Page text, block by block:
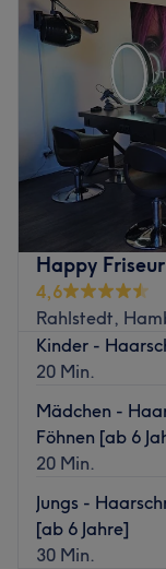
Donnerstag
Freitag
Samstag
Sonntag
Happy Friseur
4,6
Rahlstedt,
Kinder -
20 Min.
Mädchen -
Föhnen [ab 6
20 Min.
Jungs -
[ab 6 Jahre]
30 Min.